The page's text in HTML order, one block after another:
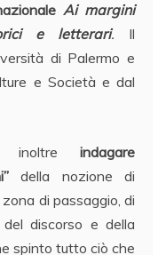
Ai margini
e letterari. Il
di Palermo e
e Società e dal
indagare
della nozione di
di passaggio, di
discorso e della
spinto tutto ciò che